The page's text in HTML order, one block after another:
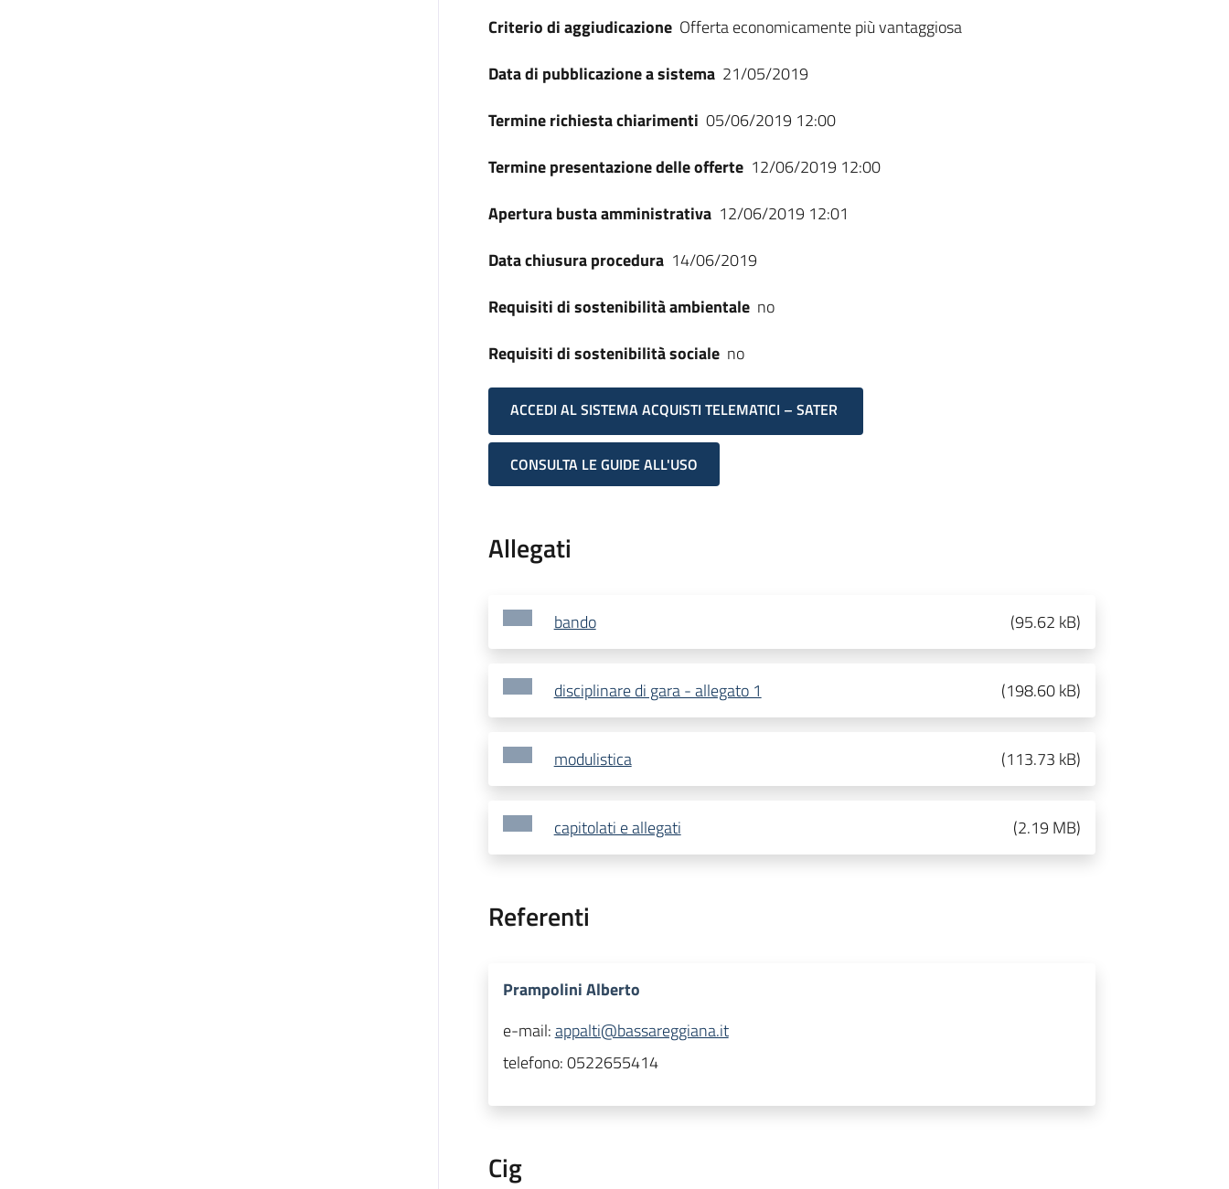
Criterio di aggiudicazione Offerta economicamente più vantaggiosa
Data di pubblicazione a sistema 21/05/2019
Termine richiesta chiarimenti 05/06/2019 12:00
Termine presentazione delle offerte 12/06/2019 12:00
Apertura busta amministrativa 12/06/2019 12:01
Data chiusura procedura 14/06/2019
Requisiti di sostenibilità ambientale no
Requisiti di sostenibilità sociale no
ACCEDI AL SISTEMA ACQUISTI TELEMATICI – SATER
CONSULTA LE GUIDE ALL'USO
Allegati
bando (95.62 kB)
disciplinare di gara - allegato 1 (198.60 kB)
modulistica (113.73 kB)
capitolati e allegati (2.19 MB)
Referenti
Prampolini Alberto
e-mail:appalti@bassareggiana.it
telefono:0522655414
Cig